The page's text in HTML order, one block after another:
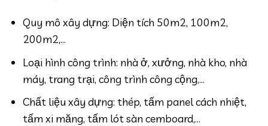
Quy mô xây dựng: Diện tích 50m2, 100m2,
200m2,…
Loại hình công trình: nhà ở, xưởng, nhà kho, nhà
máy, trang trại, công trình công cộng,…
Chất liệu xây dựng: thép, tấm panel cách nhiệt,
tấm xi măng, tấm lót sàn cemboard,…